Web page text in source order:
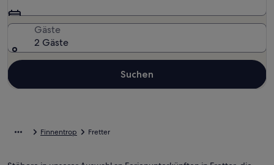
Gäste
2 Gäste
Suchen
Finnentrop Fretter